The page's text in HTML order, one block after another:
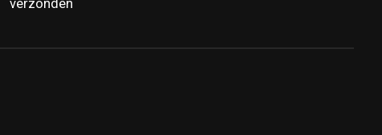
verzonden